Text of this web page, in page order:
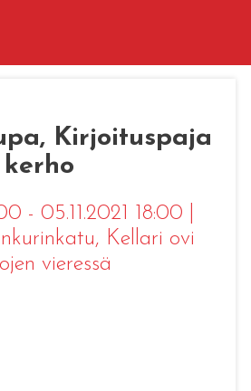
Kirjoituspaja
- 05.11.2021 18:00
Kellari ovi
vieressä